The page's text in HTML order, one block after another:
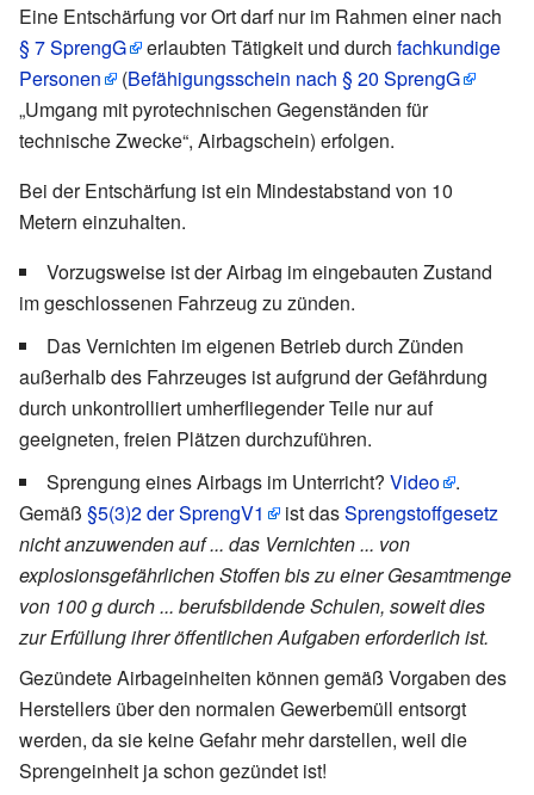
Eine Entschärfung vor Ort darf nur im Rahmen einer nach
§ 7 SprengG
erlaubten Tätigkeit und durch fachkundige
Personen
(Befähigungsschein nach § 20 SprengG
„Umgang mit pyrotechnischen Gegenständen für
technische Zwecke“, Airbagschein) erfolgen.
Bei der Entschärfung ist ein Mindestabstand von 10
Metern einzuhalten.
Vorzugsweise ist der Airbag im eingebauten Zustand
im geschlossenen Fahrzeug zu zünden.
Das Vernichten im eigenen Betrieb durch Zünden
außerhalb des Fahrzeuges ist aufgrund der Gefährdung
durch unkontrolliert umherfliegender Teile nur auf
geeigneten, freien Plätzen durchzuführen.
Sprengung eines Airbags im Unterricht? Video
.
Gemäß §5(3)2 der SprengV1 ist dasSprengstoffgesetz
nicht anzuwenden auf ... das Vernichten ... von
explosionsgefährlichen Stoffen bis zu einer Gesamtmenge
von 100 g durch ... berufsbildende Schulen, soweit dies
zur Erfüllung ihrer öffentlichen Aufgaben erforderlich ist.
Gezündete Airbageinheiten können gemäß Vorgaben des
Herstellers über den normalen Gewerbemüll entsorgt
werden, da sie keine Gefahr mehr darstellen, weil die
Sprengeinheit ja schon gezündet ist!